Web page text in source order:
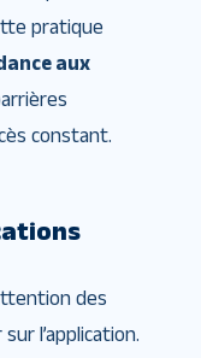
pratique
aux
constant.
des
l’application.